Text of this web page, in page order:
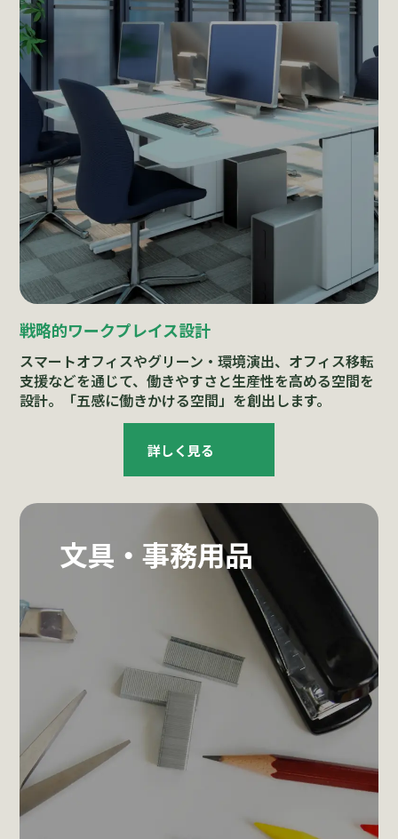
戦略的ワークプレイス設計
スマートオフィスやグリーン・環境演出、オフィス移転
支援などを通じて、働きやすさと生産性を高める空間を
設計。「五感に働きかける空間」を創出します。
詳しく見る
文具・事務用品